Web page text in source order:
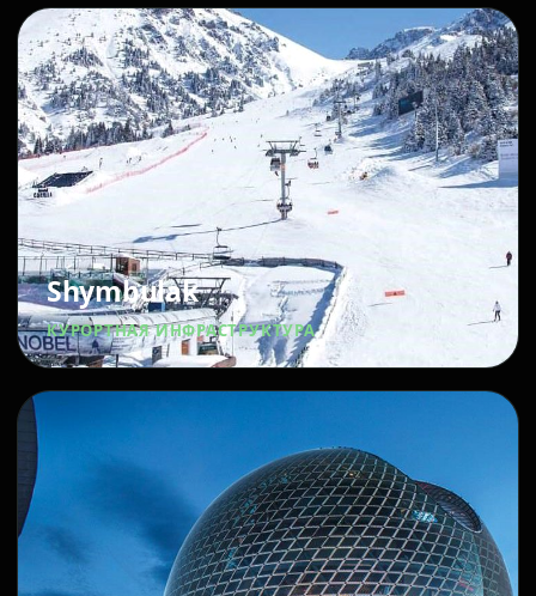
Shymbulak
КУРОРТНАЯ ИНФРАСТРУКТУРА